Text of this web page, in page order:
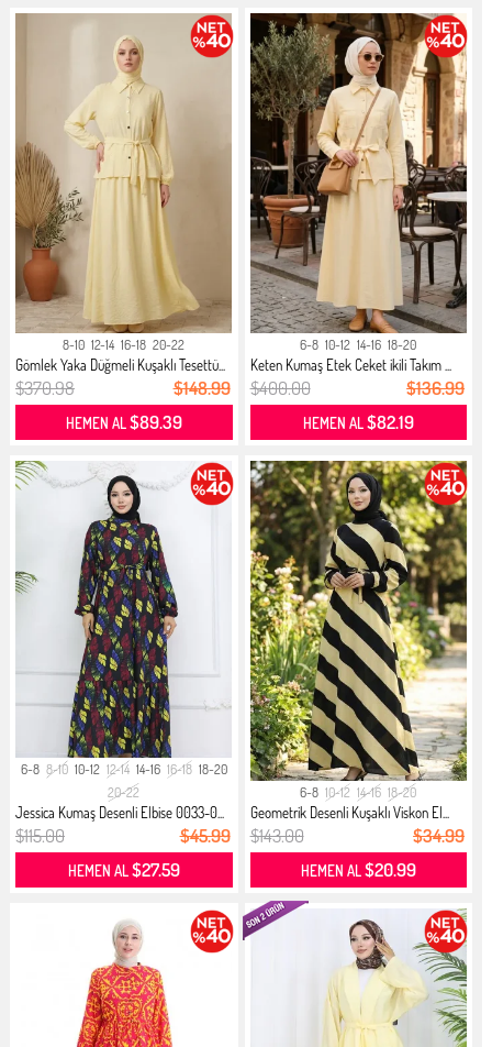
8-10 12-14 16-18 20-22
Gömlek Yaka Düğmeli Kuşaklı Tesettü...
$370.98 $148.99
HEMEN AL$89.39
6-8 10-12 14-16 18-20
Keten Kumaş Etek Ceket ikili Takım ...
$400.00 $136.99
HEMEN AL$82.19
6-8 8-10 10-12 12-14 14-16 16-18 18-20
20-22
Jessica Kumaş Desenli Elbise 0033-0...
$115.00 $45.99
HEMEN AL$27.59
6-8 10-12 14-16 18-20
Geometrik Desenli Kuşaklı Viskon El...
$143.00 $34.99
HEMEN AL$20.99